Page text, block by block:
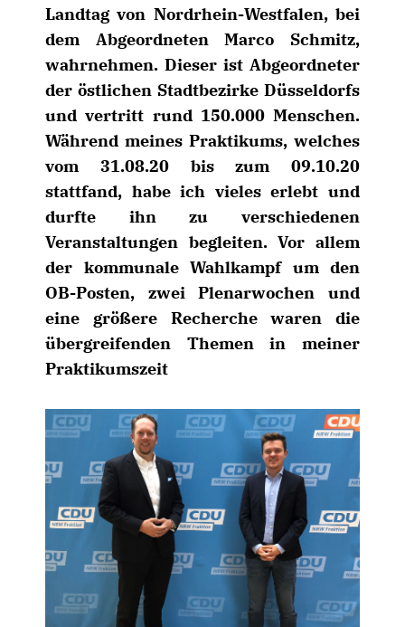
Landtag von Nordrhein-Westfalen, bei
dem Abgeordneten Marco Schmitz,
wahrnehmen. Dieser ist Abgeordneter
der östlichen Stadtbezirke Düsseldorfs
und vertritt rund 150.000 Menschen.
Während meines Praktikums, welches
vom 31.08.20 bis zum 09.10.20
stattfand, habe ich vieles erlebt und
durfte ihn zu verschiedenen
Veranstaltungen begleiten. Vor allem
der kommunale Wahlkampf um den
OB-Posten, zwei Plenarwochen und
eine größere Recherche waren die
übergreifenden Themen in meiner
Praktikumszeit